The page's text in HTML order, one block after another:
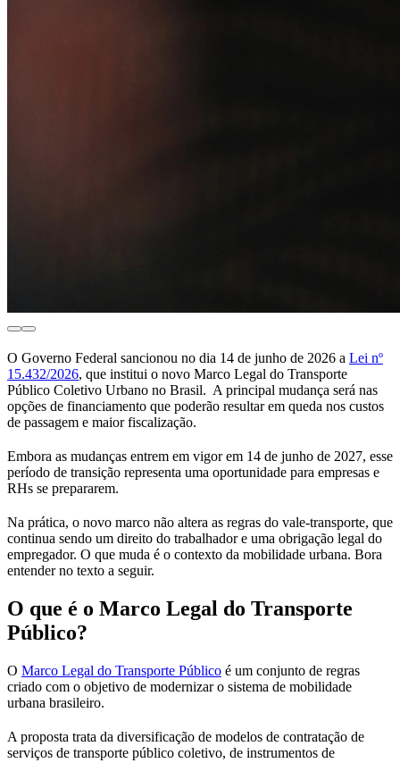
O Governo Federal sancionou no dia 14 de junho de 2026 a Lei nº
15.432/2026, que institui o novo Marco Legal do Transporte
Público Coletivo Urbano no Brasil. A principal mudança será nas
opções de financiamento que poderão resultar em queda nos custos
de passagem e maior fiscalização.
Embora as mudanças entrem em vigor em 14 de junho de 2027, esse
período de transição representa uma oportunidade para empresas e
RHs se prepararem.
Na prática, o novo marco não altera as regras do vale-transporte, que
continua sendo um direito do trabalhador e uma obrigação legal do
empregador. O que muda é o contexto da mobilidade urbana. Bora
entender no texto a seguir.
O que é o Marco Legal do Transporte
Público?
O Marco Legal do Transporte Público é um conjunto de regras
criado com o objetivo de modernizar o sistema de mobilidade
urbana brasileiro.
A proposta trata da diversificação de modelos de contratação de
serviços de transporte público coletivo, de instrumentos de